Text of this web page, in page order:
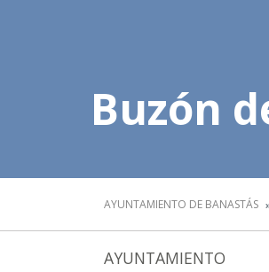
Buzón
AYUNTAMIENTO DE BANASTÁS
AYUNTAMIENTO